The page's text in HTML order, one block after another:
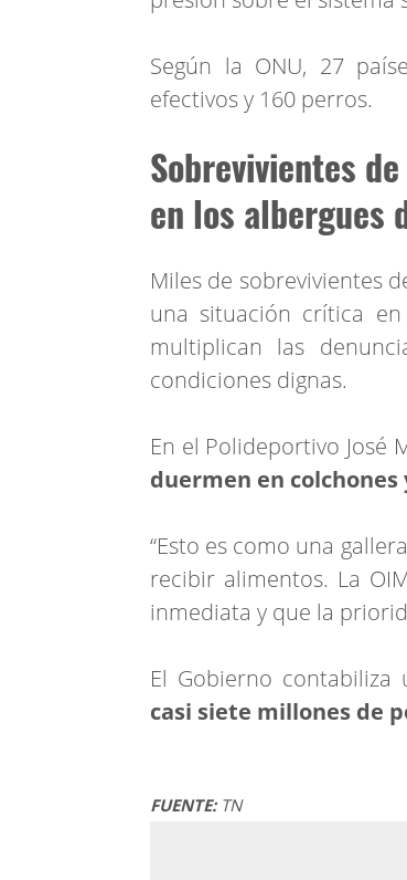
Según la ONU, 27
efectivos y 160 perros.
Sobrevivientes
en los albergues
Miles de sobrevivientes
una situación crítica en
multiplican las
condiciones dignas.
En el Polideportivo José
duermen en colchones
“Esto es como una
recibir alimentos. La
inmediata y que la
El Gobierno contabiliza
casi siete millones de
FUENTE:TN